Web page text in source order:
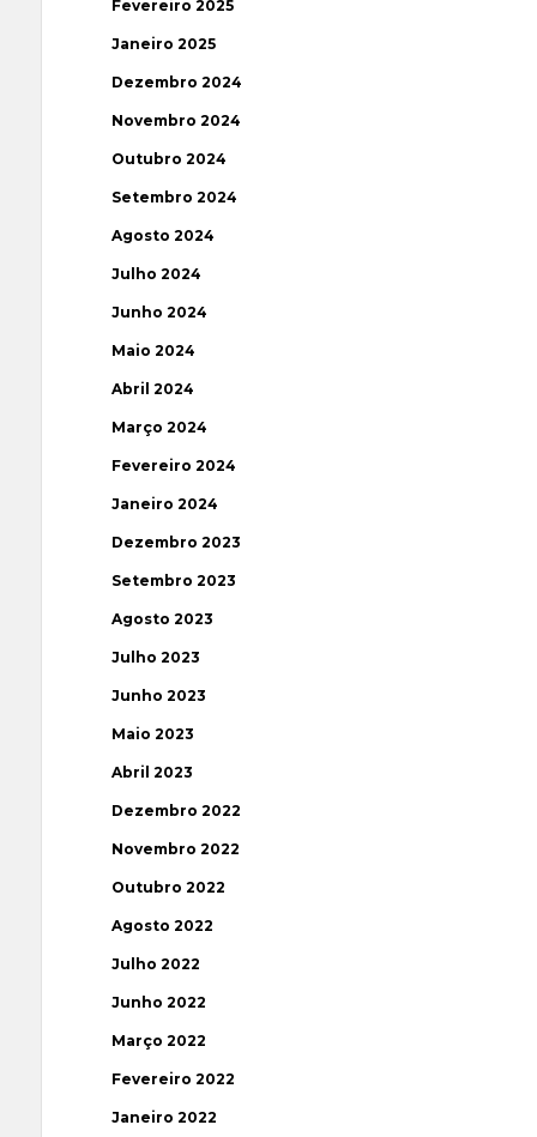
Fevereiro 2025
Janeiro 2025
Dezembro 2024
Novembro 2024
Outubro 2024
Setembro 2024
Agosto 2024
Julho 2024
Junho 2024
Maio 2024
Abril 2024
Março 2024
Fevereiro 2024
Janeiro 2024
Dezembro 2023
Setembro 2023
Agosto 2023
Julho 2023
Junho 2023
Maio 2023
Abril 2023
Dezembro 2022
Novembro 2022
Outubro 2022
Agosto 2022
Julho 2022
Junho 2022
Março 2022
Fevereiro 2022
Janeiro 2022